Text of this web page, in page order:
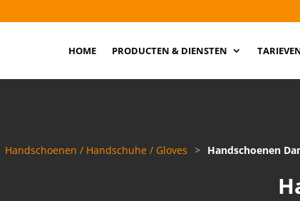
HOME PRODUCTEN & DIENSTEN
Handschoenen / Handschuhe / Gloves > Handschoenen